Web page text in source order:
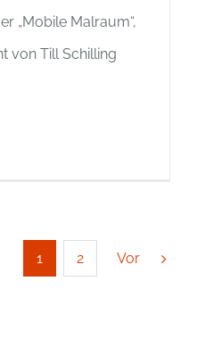
„Mobile Malraum“,
von Till Schilling
1 2 Vor